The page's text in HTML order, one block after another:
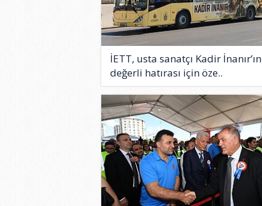
İETT, usta sanatçı Kadir İnanır’ın
değerli hatırası için öze..